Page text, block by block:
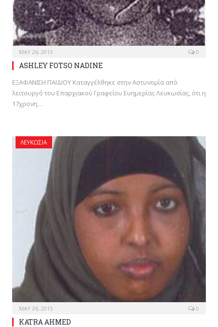
MAY 26, 2015 0
ASHLEY FOTSO NADINE
ΕΞΑΦΑΝΙΣΗ ΠΑΙΔΙΟΥ Καταγγέλθηκε στην Αστυνομία από
λειτουργό του Επαρχιακού Γραφείου Ευημερίας Λευκωσίας, ότι η
17χρονη…
ΛΕΥΚΩΣΊΑ
MAY 26, 2015 0
KATRA AHMED